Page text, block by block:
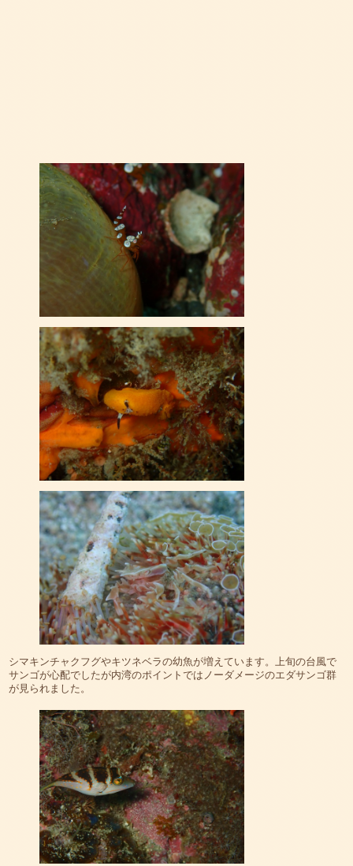
シマキンチャクフグやキツネベラの幼魚が増えています。上旬の台風で
サンゴが心配でしたが内湾のポイントではノーダメージのエダサンゴ群
が見られました。